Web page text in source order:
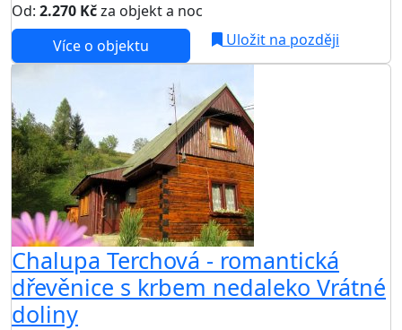
Od: 2.270 Kčza objekt a noc
Více o objektu
Uložit na později
Chalupa Terchová - romantická
dřevěnice s krbem nedaleko Vrátné
doliny